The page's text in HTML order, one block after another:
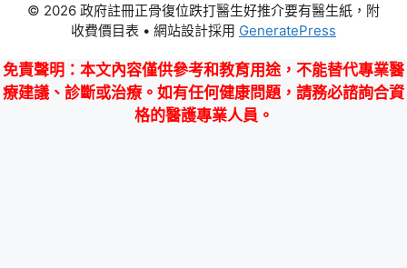
© 2026 政府註冊正骨復位跌打醫生好推介要有醫生紙，附
收費價目表 • 網站設計採用 GeneratePress
免責聲明 ：本文內容僅供參考和教育用途，不能替代專業醫
療建議、診斷或治療。如有任何健康問題，請務必諮詢合資
格的醫護專業人員。